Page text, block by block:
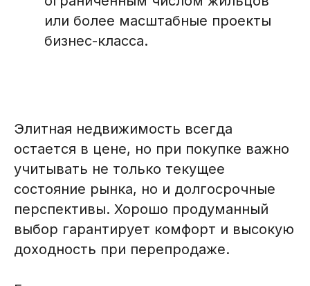
или более масштабные проекты
бизнес-класса.
Элитная недвижимость всегда
остается в цене, но при покупке важно
учитывать не только текущее
состояние рынка, но и долгосрочные
перспективы. Хорошо продуманный
выбор гарантирует комфорт и высокую
доходность при перепродаже.